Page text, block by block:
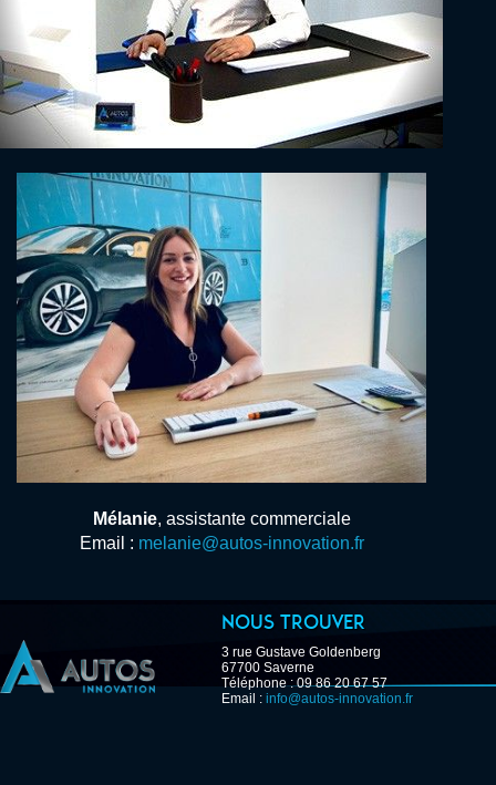
Mélanie, assistante commerciale
Email : melanie@autos-innovation.fr
Nous trouver
3 rue Gustave Goldenberg
67700 Saverne
Téléphone : 09 86 20 67 57
Email : info@autos-innovation.fr